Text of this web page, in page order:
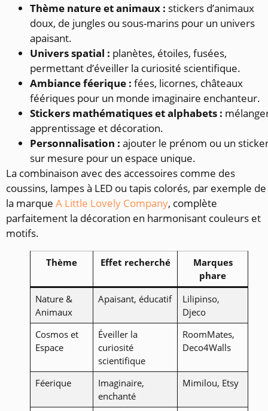
Thème nature et animaux : stickers d’animaux
doux, de jungles ou sous-marins pour un univers
apaisant.
Univers spatial : planètes, étoiles, fusées,
permettant d’éveiller la curiosité scientifique.
Ambiance féerique : fées, licornes, châteaux
féériques pour un monde imaginaire enchanteur.
Stickers mathématiques et alphabets :
apprentissage et décoration.
Personnalisation : ajouter le prénom ou un
sur mesure pour un espace unique.
La combinaison avec des accessoires comme des
coussins, lampes à LED ou tapis colorés, par exemple de
la marque A Little Lovely Company, complète
parfaitement la décoration en harmonisant couleurs et
motifs.
Thème Effet recherché
Marques
phare
Nature &
Animaux
Apaisant, éducatif
Lilipinso,
Djeco
Cosmos et
Espace
Éveiller la
curiosité
scientifique
RoomMates,
Deco4Walls
Féerique
Imaginaire,
enchanté
Mimilou, Etsy